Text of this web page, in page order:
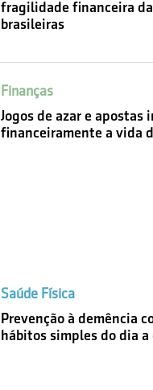
fragilidade financeira
brasileiras
Finanças
Jogos de azar e apostas
financeiramente a vida
Saúde Física
Prevenção à demência
hábitos simples do dia a